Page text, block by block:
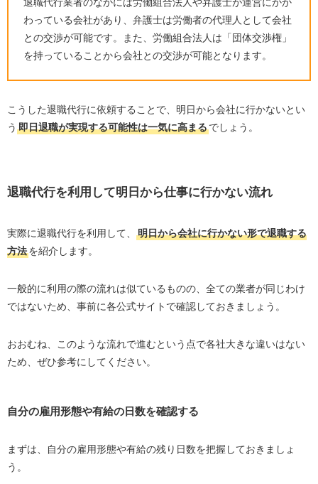
わっている会社があり、弁護士は労働者の代理人として会社
との交渉が可能です。また、労働組合法人は「団体交渉権」
を持っていることから会社との交渉が可能となります。
こうした退職代行に依頼することで、明日から会社に行かないとい
う 即日退職が実現する可能性は一気に高まるでしょう。
退職代行を利用して明日から仕事に行かない流れ
実際に退職代行を利用して、
明日から会社に行かない形で退職する
方法を紹介します。
一般的に利用の際の流れは似ているものの、全ての業者が同じわけ
ではないため、事前に各公式サイトで確認しておきましょう。
おおむね、このような流れで進むという点で各社大きな違いはない
ため、ぜひ参考にしてください。
自分の雇用形態や有給の日数を確認する
まずは、自分の雇用形態や有給の残り日数を把握しておきましょ
う。